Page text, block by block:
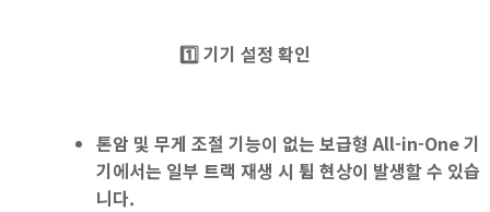
1️⃣기기 설정 확인
톤암 및 무게 조절 기능이 없는 보급형 All-in-One기
기에서는 일부 트랙 재생 시 튐 현상이 발생할 수 있습
니다.